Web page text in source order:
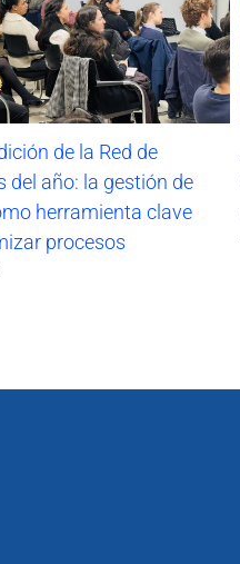
de la Red de
del año: la gestión de
herramienta clave
procesos